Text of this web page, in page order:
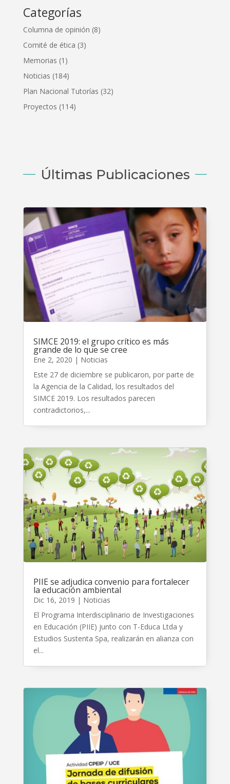
Categorías
Columna de opinión (8)
Comité de ética (3)
Memorias (1)
Noticias (184)
Plan Nacional Tutorías (32)
Proyectos (114)
Últimas Publicaciones
SIMCE 2019: el grupo crítico es más
grande de lo que se cree
Ene 2, 2020 | Noticias
Este 27 de diciembre se publicaron, por parte de
la Agencia de la Calidad, los resultados del
SIMCE 2019. Los resultados parecen
contradictorios,...
PIIE se adjudica convenio para fortalecer
la educación ambiental
Dic 16, 2019 | Noticias
El Programa Interdisciplinario de Investigaciones
en Educación (PIIE) junto con T-Educa Ltda y
Estudios Sustenta Spa, realizarán en alianza con
el...